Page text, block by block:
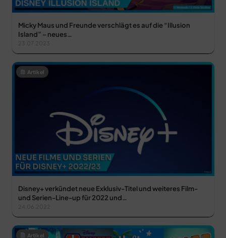
Micky Maus und Freunde verschlägt es auf die “Illusion
Island” – neues…
Artikel
Disney+ verkündet neue Exklusiv-Titel und weiteres Film-
und Serien-Line-up für 2022 und…
Artikel